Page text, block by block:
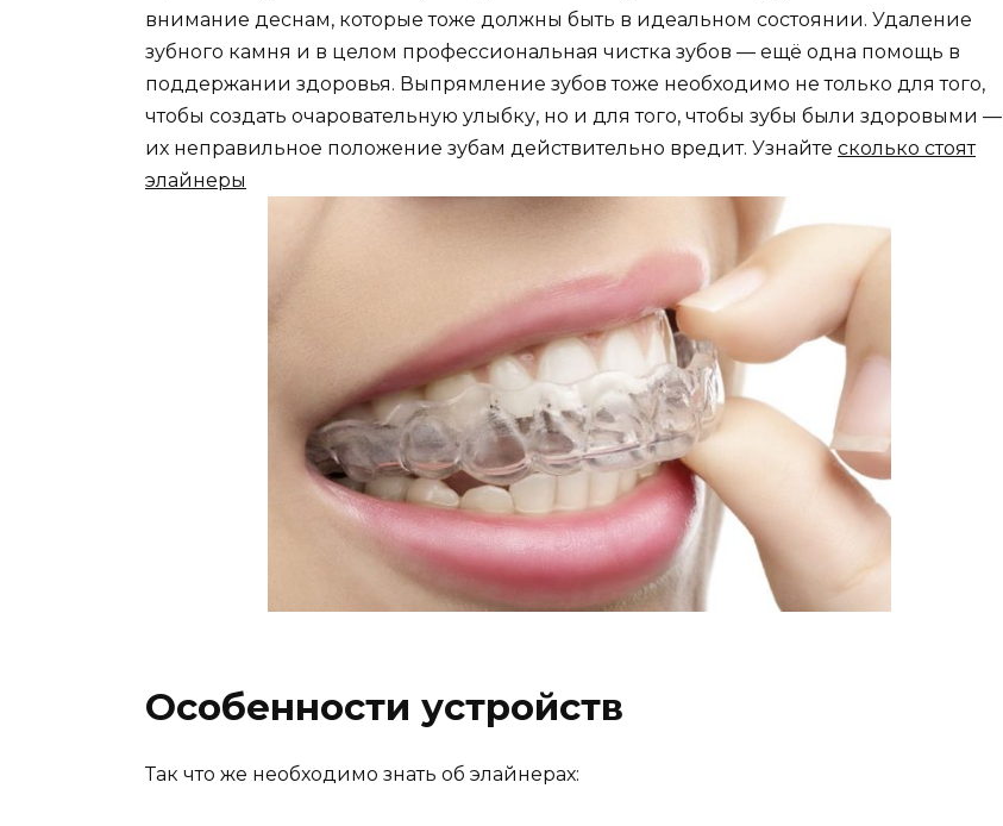
внимание деснам, которые тоже должны быть в идеальном состоянии. Удаление
зубного камня и в целом профессиональная чистка зубов — ещё одна помощь в
поддержании здоровья. Выпрямление зубов тоже необходимо не только для того,
чтобы создать очаровательную улыбку, но и для того, чтобы зубы были здоровыми —
их неправильное положение зубам действительно вредит. Узнайте сколько стоят
элайнеры
Особенности устройств
Так что же необходимо знать об элайнерах: